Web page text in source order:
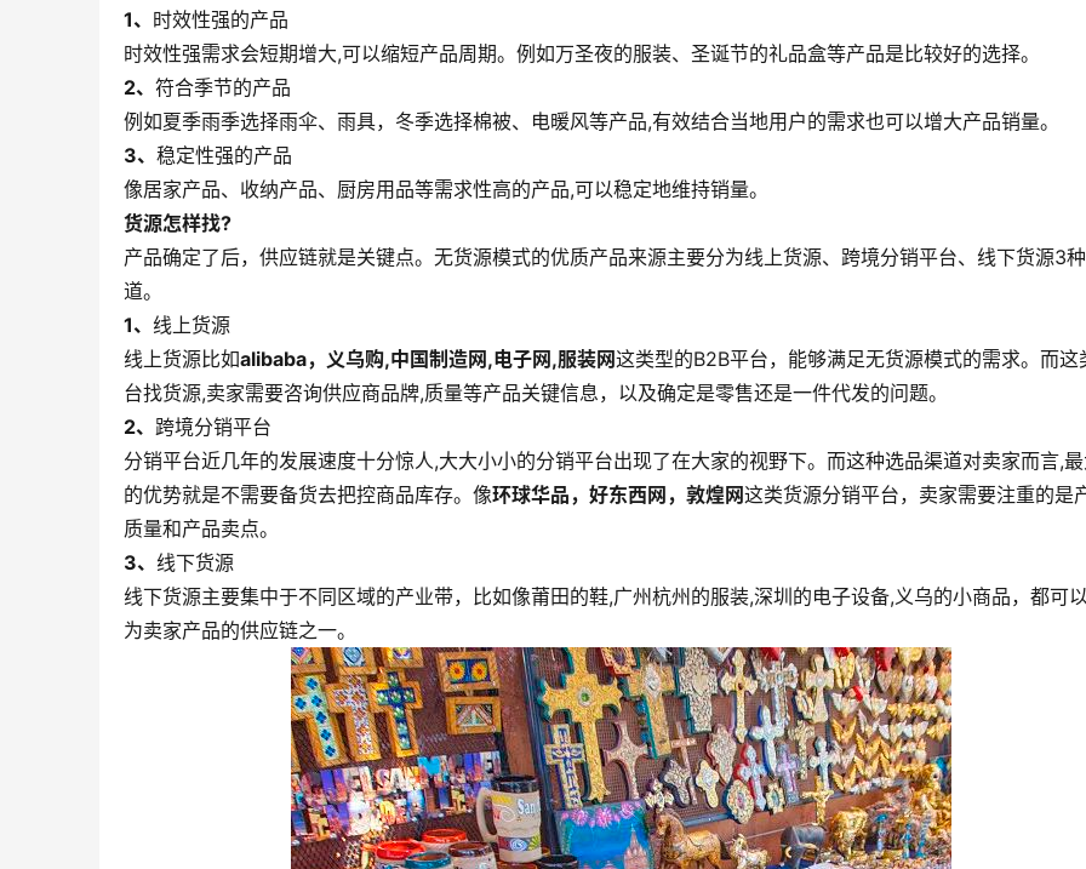
1、 时效性强的产品
时效性强需求会短期增大,可以缩短产品周期。例如万圣夜的服装、圣诞节的礼品盒等产品是比较好的选择。
2、 符合季节的产品
例如夏季雨季选择雨伞、雨具，冬季选择棉被、电暖风等产品,有效结合当地用户的需求也可以增大产品销量。
3、 稳定性强的产品
像居家产品、收纳产品、厨房用品等需求性高的产品,可以稳定地维持销量。
货源怎样找?
产品确定了后，供应链就是关键点。无货源模式的优质产品来源主要分为线上货源、跨境分销平台、线下货源3
道。
1、 线上货源
线上货源比如alibaba，义乌购,中国制造网,电子网,服装网这类型的B2B平台，能够满足无货源模式的需求。而这
台找货源,卖家需要咨询供应商品牌,质量等产品关键信息，以及确定是零售还是一件代发的问题。
2、 跨境分销平台
分销平台近几年的发展速度十分惊人,大大小小的分销平台出现了在大家的视野下。而这种选品渠道对卖家而言,
的优势就是不需要备货去把控商品库存。像环球华品，好东西网，敦煌网这类货源分销平台，卖家需要注重的是
质量和产品卖点。
3、 线下货源
线下货源主要集中于不同区域的产业带，比如像莆田的鞋,广州杭州的服装,深圳的电子设备,义乌的小商品，都可
为卖家产品的供应链之一。